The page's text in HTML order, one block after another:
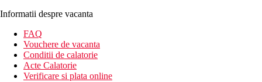
Informatii despre vacanta
FAQ
Vouchere de vacanta
Conditii de calatorie
Acte Calatorie
Verificare si plata online